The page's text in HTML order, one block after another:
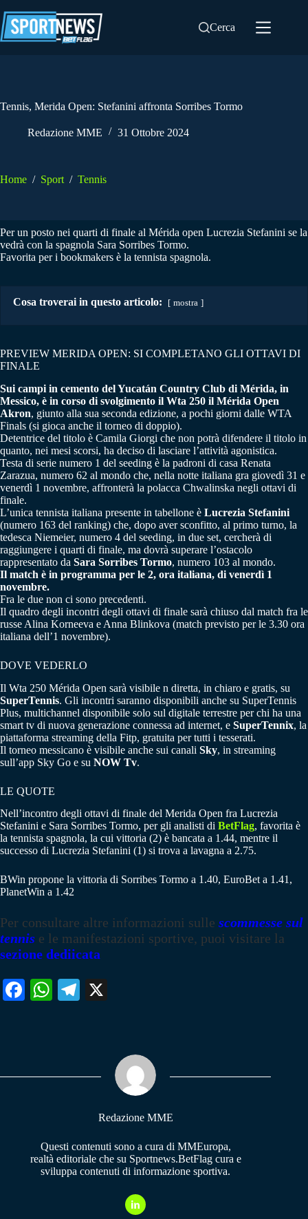
al
contenuto
Cerca
Tennis, Merida Open: Stefanini affronta Sorribes Tormo
Redazione MME 31 Ottobre 2024
Home / Sport / Tennis
Per un posto nei quarti di finale al Mérida open Lucrezia Stefanini se la
vedrà con la spagnola Sara Sorribes Tormo.
Favorita per i bookmakers è la tennista spagnola.
Cosa troverai in questo articolo: mostra
PREVIEW MERIDA OPEN: SI COMPLETANO GLI OTTAVI DI
FINALE
Sui campi in cemento del Yucatán Country Club di Mérida, in
Messico, è in corso di svolgimento il Wta 250 il Mérida Open
Akron, giunto alla sua seconda edizione, a pochi giorni dalle WTA
Finals (si gioca anche il torneo di doppio).
Detentrice del titolo è Camila Giorgi che non potrà difendere il titolo in
quanto, nei mesi scorsi, ha deciso di lasciare l’attività agonistica.
Testa di serie numero 1 del seeding è la padroni di casa Renata
Zarazua, numero 62 al mondo che, nella notte italiana gra giovedì 31 e
venerdì 1 novembre, affronterà la polacca Chwalinska negli ottavi di
finale.
L’unica tennista italiana presente in tabellone è Lucrezia Stefanini
(numero 163 del ranking) che, dopo aver sconfitto, al primo turno, la
tedesca Niemeier, numero 4 del seeding, in due set, cercherà di
raggiungere i quarti di finale, ma dovrà superare l’ostacolo
rappresentato da Sara Sorribes Tormo, numero 103 al mondo.
Il match è in programma per le 2, ora italiana, di venerdì 1
novembre.
Fra le due non ci sono precedenti.
Il quadro degli incontri degli ottavi di finale sarà chiuso dal match fra le
russe Alina Korneeva e Anna Blinkova (match previsto per le 3.30 ora
italiana dell’1 novembre).
DOVE VEDERLO
Il Wta 250 Mérida Open sarà visibile n diretta, in chiaro e gratis, su
SuperTennis. Gli incontri saranno disponibili anche su SuperTennis
Plus, multichannel disponibile solo sul digitale terrestre per chi ha una
smart tv di nuova generazione connessa ad internet, e SuperTennix, la
piattaforma streaming della Fitp, gratuita per tutti i tesserati.
Il torneo messicano è visibile anche sui canali Sky, in streaming
sull’app Sky Go e su NOW Tv.
LE QUOTE
Nell’incontro degli ottavi di finale del Merida Open fra Lucrezia
Stefanini e Sara Sorribes Tormo, per gli analisti di BetFlag, favorita è
la tennista spagnola, la cui vittoria (2) è bancata a 1.44, mentre il
successo di Lucrezia Stefanini (1) si trova a lavagna a 2.75.
BWin propone la vittoria di Sorribes Tormo a 1.40, EuroBet a 1.41,
PlanetWin a 1.42
Per consultare altre informazioni sulle scommesse sul
tennis e le manifestazioni sportive, puoi visitare la
sezione dediicata
Fa W
pp
Te
m
Redazione MME
Questi contenuti sono a cura di MMEuropa,
realtà editoriale che su Sportnews.BetFlag cura e
sviluppa contenuti di informazione sportiva.